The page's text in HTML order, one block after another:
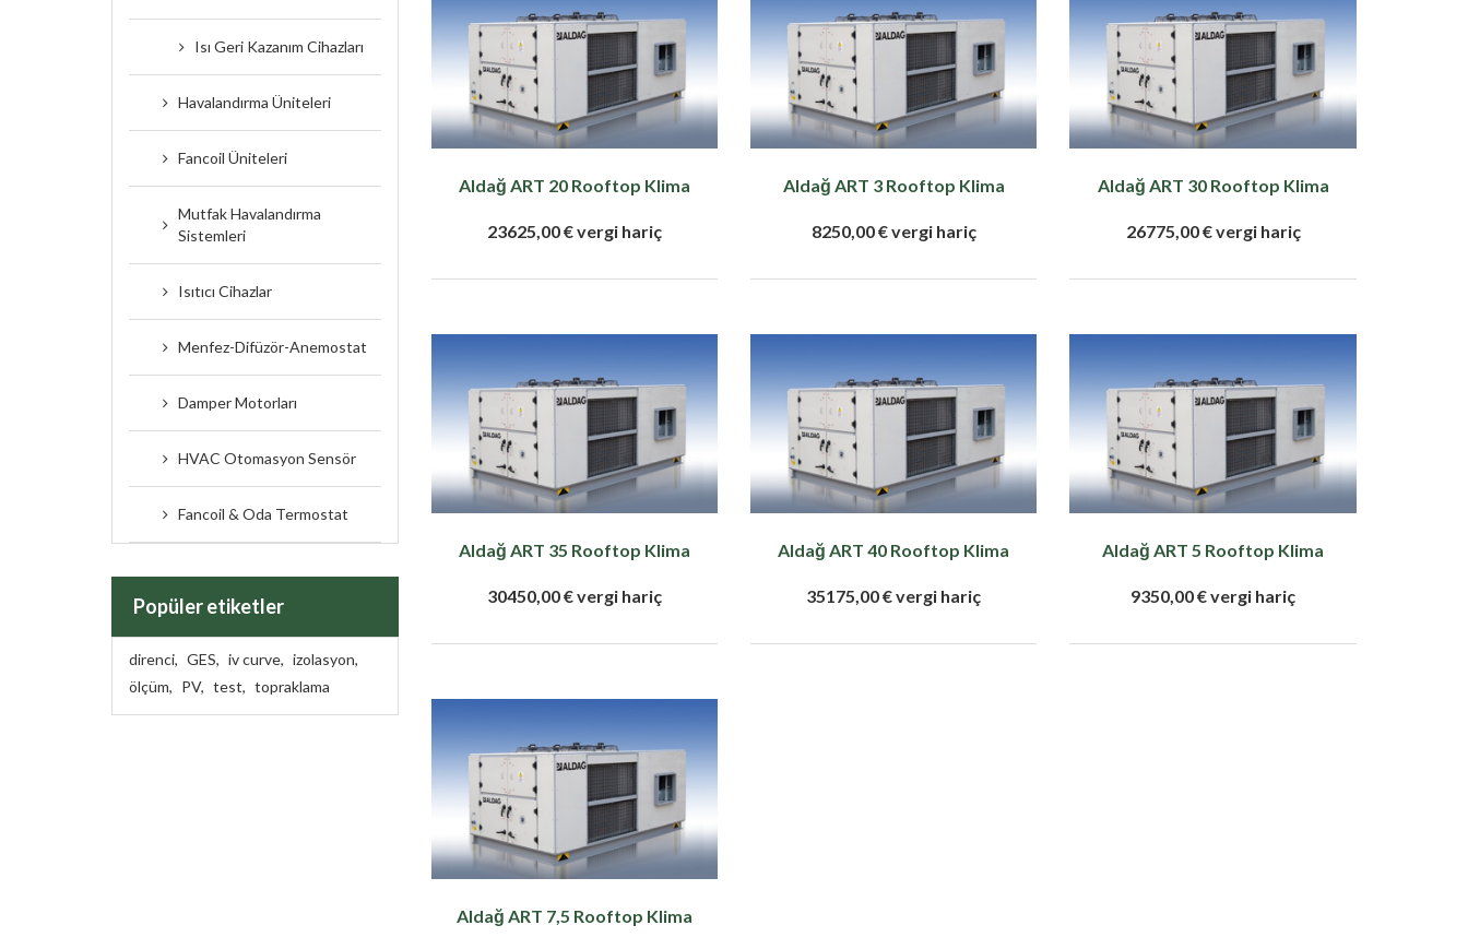
Isı Geri Kazanım Cihazları
Havalandırma Üniteleri
Fancoil Üniteleri
Mutfak Havalandırma
Sistemleri
Isıtıcı Cihazlar
Menfez-Difüzör-Anemostat
Damper Motorları
HVAC Otomasyon Sensör
Fancoil & Oda Termostat
Popüler etiketler
direnci, GES, iv curve, izolasyon,
ölçüm, PV, test, topraklama
Aldağ ART 20 Rooftop Klima
23625,00 € vergi hariç
Aldağ ART 3 Rooftop Klima
8250,00 € vergi hariç
Aldağ ART 30 Rooftop Klima
26775,00 € vergi hariç
Aldağ ART 35 Rooftop Klima
30450,00 € vergi hariç
Aldağ ART 40 Rooftop Klima
35175,00 € vergi hariç
Aldağ ART 5 Rooftop Klima
9350,00 € vergi hariç
Aldağ ART 7,5 Rooftop Klima